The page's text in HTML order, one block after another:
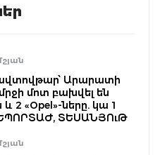
Արարատի
մոտ բախվել են
և 2 «Opel»-ները. կա 1
ՏԵՍԱՆՅՈւԹ